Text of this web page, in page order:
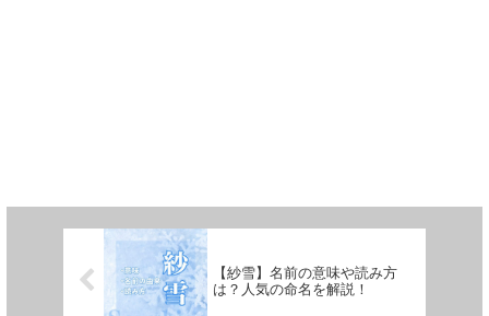
【紗雪】名前の意味や読み方
は？人気の命名を解説！